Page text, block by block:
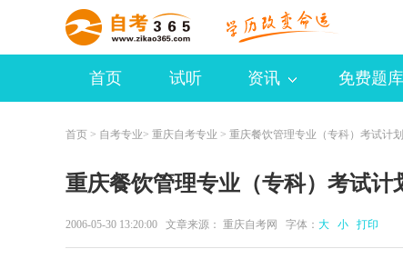
首页 试听 资讯 免费题库
首页 > 自考专业> 重庆自考专业 > 重庆餐饮管理专业（专科）考试计
重庆餐饮管理专业（专科）考试计
2006-05-30 13:20:00 文章来源： 重庆自考网 字体： 大 小 打印